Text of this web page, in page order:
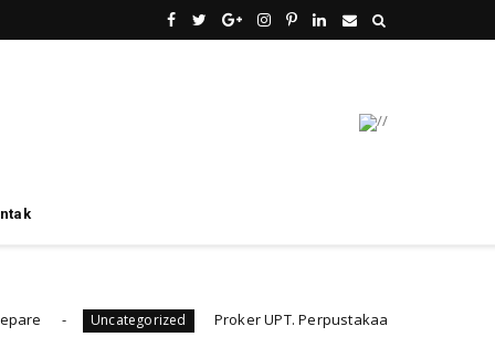
Uncategorized Proker UPT. Perpustakaan IAIN Parepare